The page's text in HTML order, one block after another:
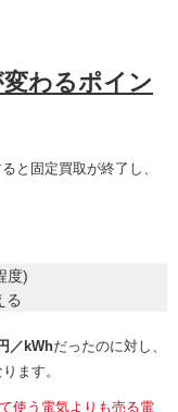
わるポイン
と固定買取が終了し、
度)
る
／kWhだったのに対し、
ます。
使う電気よりも売る電